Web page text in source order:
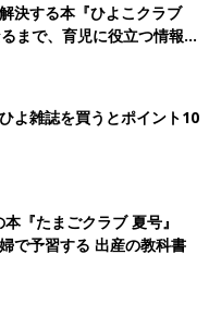
決する本『ひよこクラブ
まで、育児に役立つ情報が
よ雑誌を買うとポイント10
『たまごクラブ 夏号』
で予習する 出産の教科書